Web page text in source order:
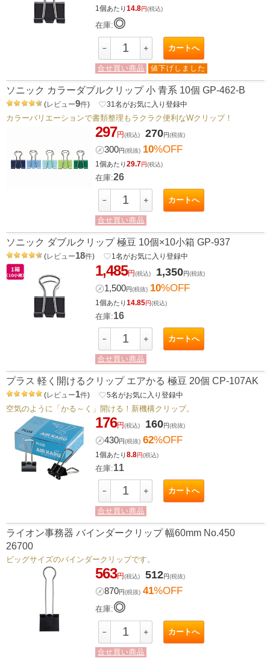
1個あたり14.8円(税込)
在庫:◎
－ ＋ カートへ
合せ買い商品 値下げしました
ソニック カラーダブルクリップ 小 青系 10個 GP-462-B
(レビュー9件) favorite_border31 名がお気に入り登録中
カラーバリエーションで書類整理もラクラク便利なWクリップ！
297円(税込) 270円(税抜)
㋱300円(税抜) 10%OFF
1個あたり29.7円(税込)
在庫:26
－ ＋ カートへ
合せ買い商品
ソニック ダブルクリップ 極豆 10個×10小箱 GP-937
(レビュー18件) favorite_border1 名がお気に入り登録中
1,485円(税込) 1,350円(税抜)
㋱1,500円(税抜) 10%OFF
1個あたり14.85円(税込)
在庫:16
－ ＋ カートへ
合せ買い商品
プラス 軽く開けるクリップ エアかる 極豆 20個 CP-107AK
(レビュー1件) favorite_border5名がお気に入り登録中
空気のように「かる～く」開ける！新機構クリップ。
176円(税込) 160円(税抜)
㋱430円(税抜) 62%OFF
1個あたり8.8円(税込)
在庫:11
－ ＋ カートへ
合せ買い商品
ライオン事務器 バインダークリップ 幅60mm No.450
26700
ビッグサイズのバインダークリップです。
563円(税込) 512円(税抜)
㋱870円(税抜) 41%OFF
在庫:◎
－ ＋ カートへ
合せ買い商品